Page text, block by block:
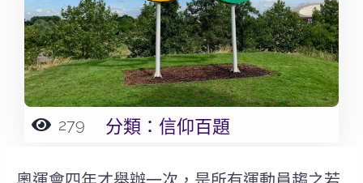
279 分類：信仰百題